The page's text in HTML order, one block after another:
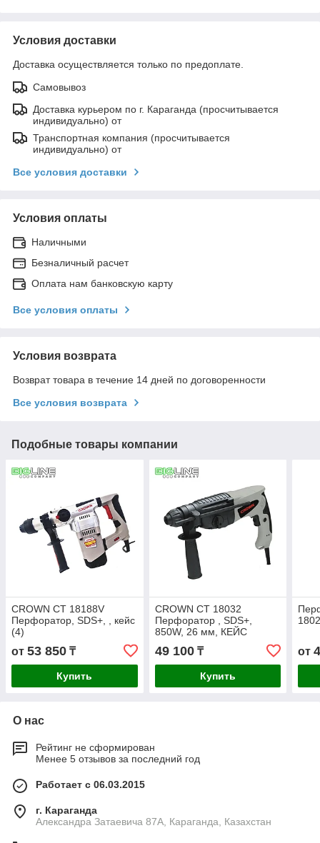
Условия доставки
Доставка осуществляется только по предоплате.
Самовывоз
Доставка курьером по г. Караганда (просчитывается
индивидуально) от
Транспортная компания (просчитывается
индивидуально) от
Все условия доставки
Условия оплаты
Наличными
Безналичный расчет
Оплата нам банковскую карту
Все условия оплаты
Условия возврата
Возврат товара в течение 14 дней по договоренности
Все условия возврата
Подобные товары компании
CROWN СТ 18188V
Перфоратор, SDS+, , кейс
(4)
от 53 850 ₸
Купить
CROWN СТ 18032
Перфоратор , SDS+,
850W, 26 мм, КЕЙС
49 100₸
Купить
от
О нас
Рейтинг не сформирован
Менее 5 отзывов за последний год
Работает с 06.03.2015
г. Караганда
Александра Затаевича 87А, Караганда, Казахстан